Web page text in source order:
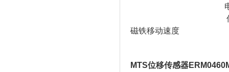
电磁抗扰度试
传感器符合欧
磁铁移动速度
MTS位移传感器